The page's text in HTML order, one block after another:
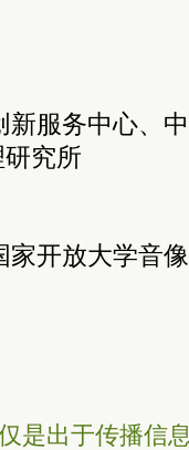
新服务中心、
究所
家开放大学音
是出于传播信